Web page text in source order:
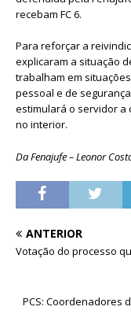
recebam FC 6.
Para reforçar a
explicaram a situação
trabalham em
pessoal e de
estimulará o servidor a
no interior.
Da Fenajufe – Leonor
ANTERIOR
Votação do processo
PCS: Coordenadores